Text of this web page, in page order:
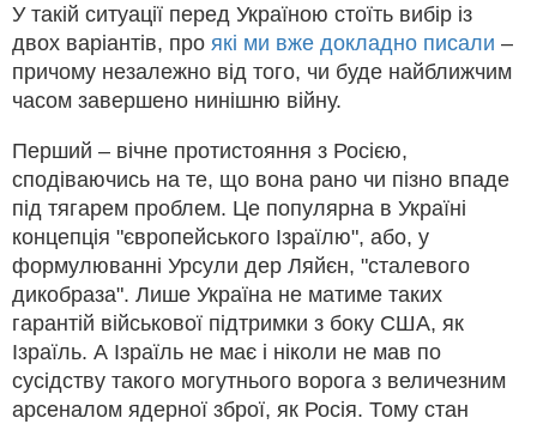
У такій ситуації перед Україною стоїть вибір із
двох варіантів, про які ми вже докладно писали –
причому незалежно від того, чи буде найближчим
часом завершено нинішню війну.
Перший – вічне протистояння з Росією,
сподіваючись на те, що вона рано чи пізно впаде
під тягарем проблем. Це популярна в Україні
концепція "європейського Ізраїлю", або, у
формулюванні Урсули дер Ляйєн, "сталевого
дикобраза". Лише Україна не матиме таких
гарантій військової підтримки з боку США, як
Ізраїль. А Ізраїль не має і ніколи не мав по
сусідству такого могутнього ворога з величезним
арсеналом ядерної зброї, як Росія. Тому стан